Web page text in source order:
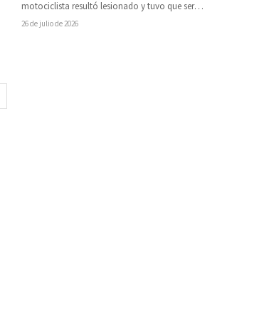
motociclista resultó lesionado y tuvo que ser
trasladado a un hospital luego…
26 de julio de 2026